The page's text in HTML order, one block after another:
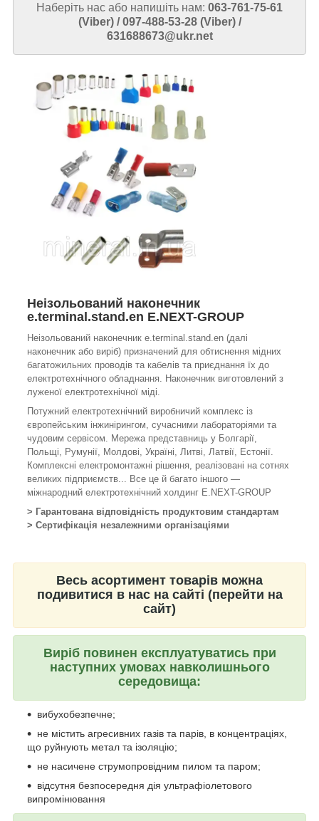
Наберіть нас або напишіть нам: 063-761-75-61
(Viber) / 097-488-53-28 (Viber) /
631688673@ukr.net
Неізольований наконечник
e.terminal.stand.en E.NEXT-GROUP
Неізольований наконечник e.terminal.stand.en (далі
наконечник або виріб) призначений для обтиснення мідних
багатожильних проводів та кабелів та приєднання їх до
електротехнічного обладнання. Наконечник виготовлений з
луженої електротехнічної міді.
Потужний електротехнічний виробничий комплекс із
європейським інжинірингом, сучасними лабораторіями та
чудовим сервісом. Мережа представниць у Болгарії,
Польщі, Румунії, Молдові, Україні, Литві, Латвії, Естонії.
Комплексні електромонтажні рішення, реалізовані на сотнях
великих підприємств... Все це й багато іншого —
міжнародний електротехнічний холдинг E.NEXT-GROUP
> Гарантована відповідність продуктовим стандартам
> Сертифікація незалежними організаціями
Весь асортимент товарів можна
подивитися в нас на сайті (перейти на
сайт)
Виріб повинен експлуатуватись при
наступних умовах навколишнього
середовища:
вибухобезпечне;
не містить агресивних газів та парів, в концентраціях,
що руйнують метал та ізоляцію;
не насичене струмопровідним пилом та паром;
відсутня безпосередня дія ультрафіолетового
випромінювання